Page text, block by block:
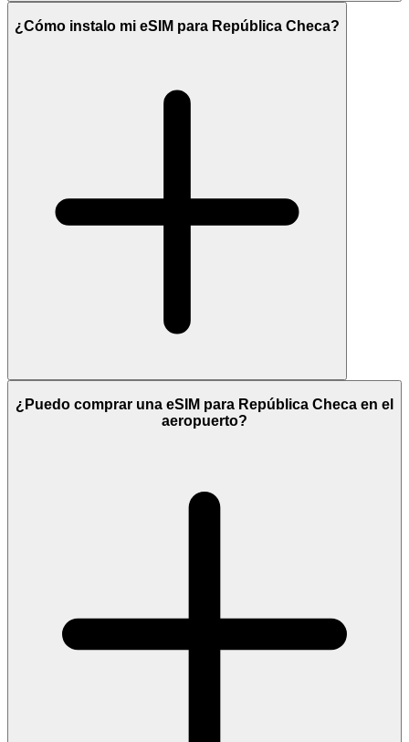
¿Cómo instalo mi eSIM para República Checa?
¿Puedo comprar una eSIM para República Checa en el
aeropuerto?